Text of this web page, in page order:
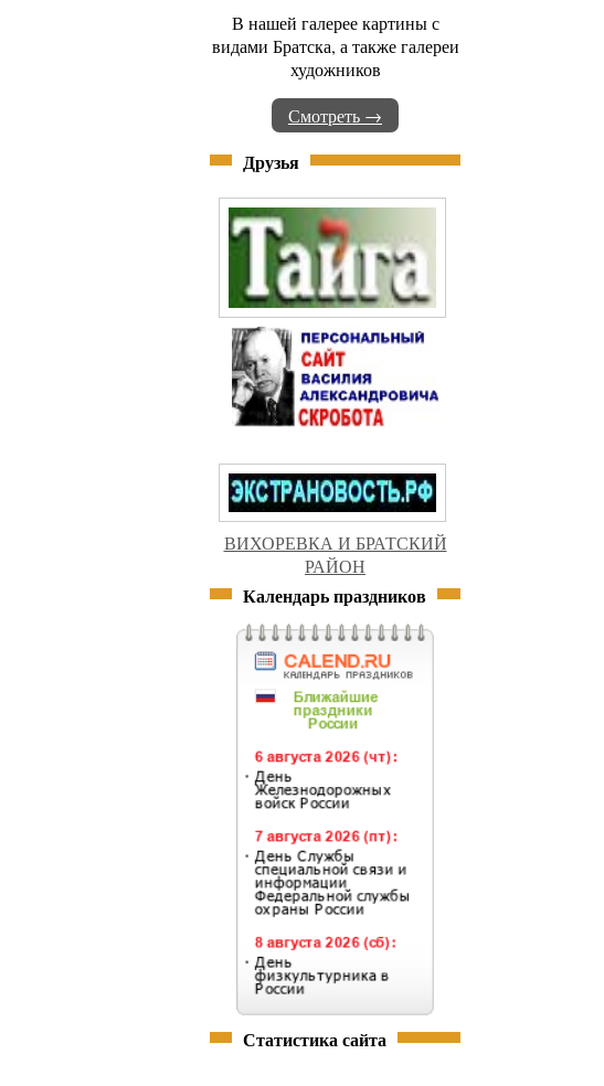
В нашей галерее картины с
видами Братска, а также галереи
художников
Смотреть →
Друзья
ВИХОРЕВКА И БРАТСКИЙ
РАЙОН
Календарь праздников
Статистика сайта